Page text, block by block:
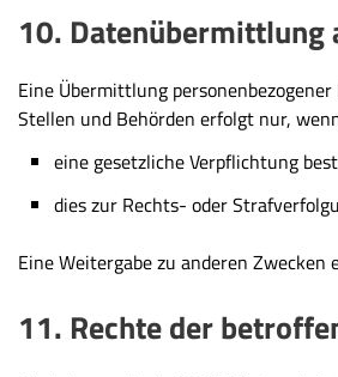
10. Datenübermittlung
Eine Übermittlung
Stellen und Behörden erfolgt nur,
eine gesetzliche Verpflichtung
dies zur Rechts- oder
Eine Weitergabe zu anderen Zwecken
11. Rechte der